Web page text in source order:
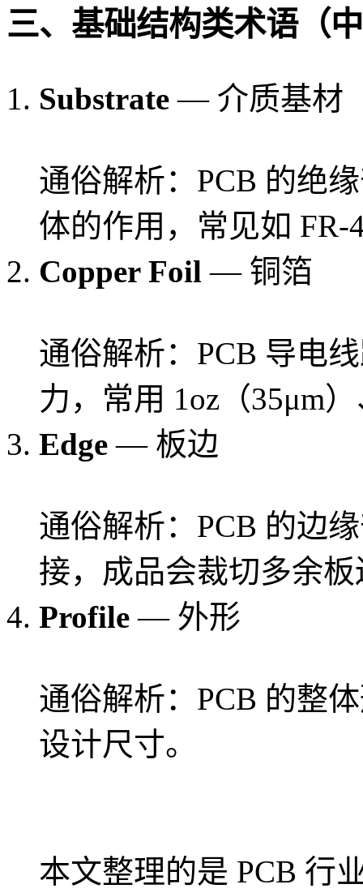
三、基础结构类术语（
Substrate — 介质基材
通俗解析：PCB 的绝
体的作用，常见如 FR-
Copper Foil — 铜箔
通俗解析：PCB 导电
力，常用 1oz（35μm
Edge — 板边
通俗解析：PCB 的边
接，成品会裁切多余板
Profile — 外形
通俗解析：PCB 的整
设计尺寸。
本文整理的是 PCB 行